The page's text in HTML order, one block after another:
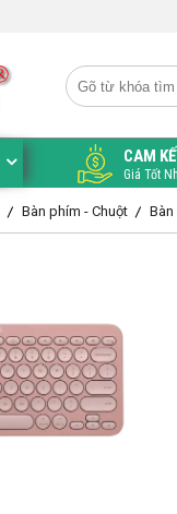
CAM
Giá Tốt
Bàn phím - Chuột Bàn